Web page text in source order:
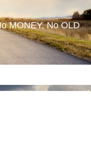
MONEY, No OLD